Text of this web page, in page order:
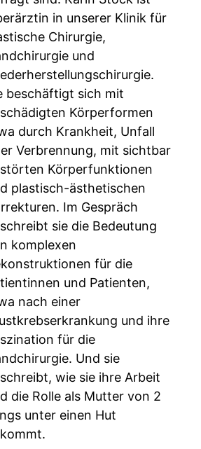
in unserer Klinik für
Chirurgie,
und
beschäftigt sich mit
Körperformen
durch Krankheit, Unfall
Verbrennung, mit sichtbar
Körperfunktionen
plastisch-ästhetischen
Im Gespräch
sie die Bedeutung
komplexen
für die
und Patienten,
nach einer
und ihre
für die
Und sie
wie sie ihre Arbeit
die Rolle als Mutter von 2
unter einen Hut